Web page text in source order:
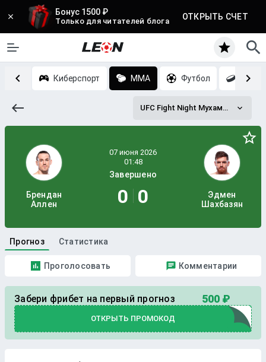
Бонус 1500 ₽
Только для читателей блога ОТКРЫТЬ СЧЕТ
Киберспорт MMA Футбол
UFC Fight Night Мухаммад - Бонфим
Брендан
Аллен
Завершено
0 0
Эдмен
Шахбазян
Прогноз Статистика
Проголосовать Комментарии
Забери фрибет на первый прогноз 500 ₽
ОТКРЫТЬ ПРОМОКОД